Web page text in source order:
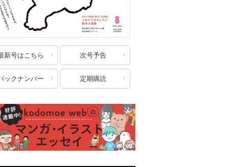
新号はこちら 次号予告
ックナンバー 定期購読